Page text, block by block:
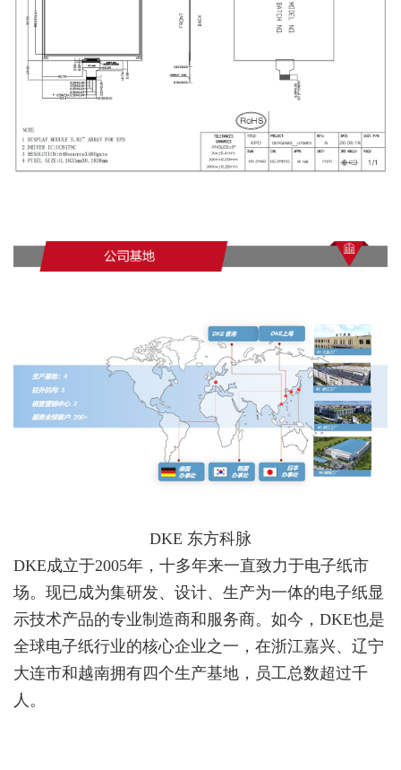
DKE 东方科脉
DKE成立于2005年，十多年来一直致力于电子纸市
场。现已成为集研发、设计、生产为一体的电子纸显
示技术产品的专业制造商和服务商。 如今，DKE也是
全球电子纸行业的核心企业之一，在浙江嘉兴、辽宁
大连市和越南拥有四个生产基地，员工总数超过千
人。